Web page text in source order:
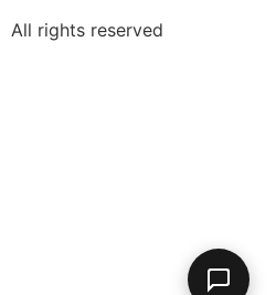
All rights reserved